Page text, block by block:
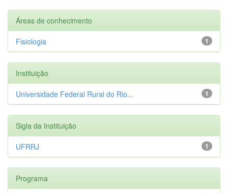
Áreas de conhecimento
1
Fisiologia
Instituição
1
Universidade Federal Rural do Rio...
Sigla da Instituição
1
UFRRJ
Programa